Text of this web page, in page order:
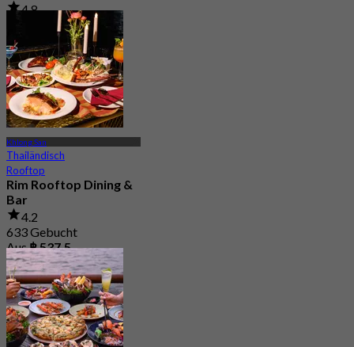
4.8
23.2K Gebucht
Aus
฿ 2,999.75
Khlong San
Thailändisch
Rooftop
Rim Rooftop Dining &
Bar
4.2
633 Gebucht
Aus฿ 537.5